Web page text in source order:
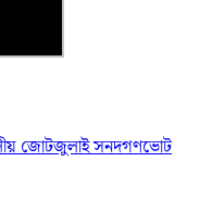
জোটজুলাই সনদগণভোট